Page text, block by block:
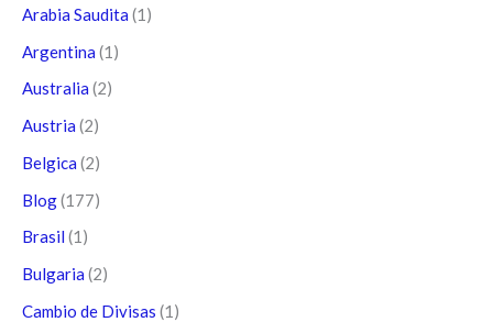
Arabia Saudita (1)
Argentina (1)
Australia (2)
Austria (2)
Belgica (2)
Blog(177)
Brasil (1)
Bulgaria (2)
Cambio de Divisas (1)